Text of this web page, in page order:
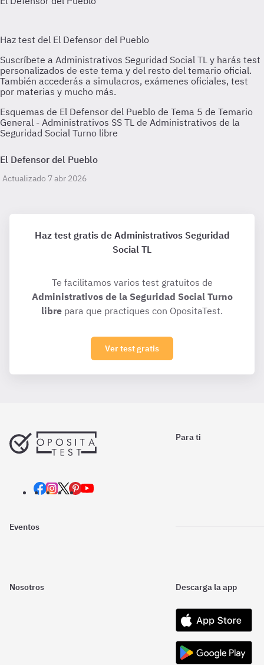
Esquemas de El Defensor del Pueblo de Tema 5 de Temario
General - Administrativos SS TL de Administrativos de la
Seguridad Social Turno libre
El Defensor del Pueblo
Actualizado 7 abr 2026
Haz test gratis de Administrativos Seguridad
Social TL
Te facilitamos varios test gratuitos de
Administrativos de la Seguridad Social Turno
libre para que practiques con OpositaTest.
Ver test gratis
Para ti
Eventos
Nosotros Descarga la app